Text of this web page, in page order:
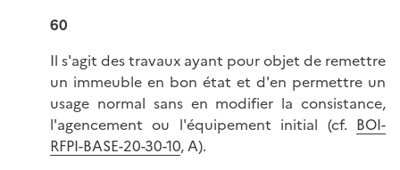
60
Il s'agit des travaux ayant pour objet de remettre
un immeuble en bon état et d'en permettre un
usage normal sans en modifier la consistance,
l'agencement ou l'équipement initial (cf. BOI-
RFPI-BASE-20-30-10, A).